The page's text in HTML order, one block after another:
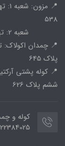
📍
538
شعبه 2: تهران، پونک، همیلا سنتر، طبقه اول 143
📍 چمدان اکولاک:
پلاک 645
📍 کوله پشتی
ششم پلاک 626
22384025